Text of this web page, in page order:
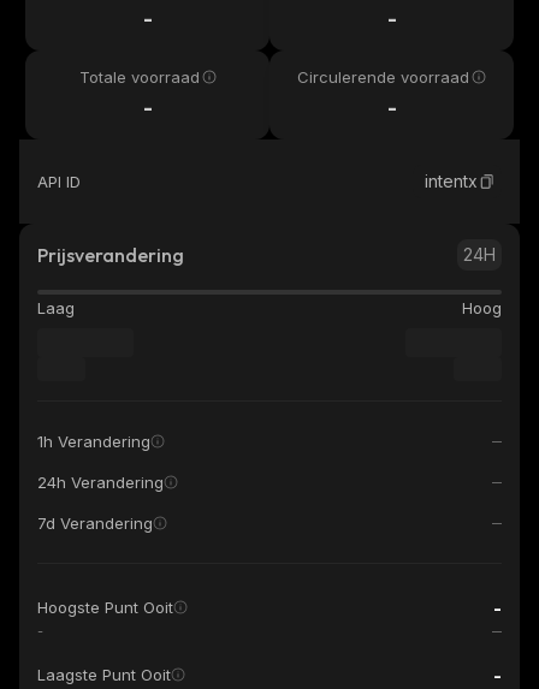
- -
Totale voorraad
-
Circulerende voorraad
-
API ID intentx
Prijsverandering 24H
Laag Hoog
1h Verandering
24h Verandering
7d Verandering
Hoogste Punt Ooit -
-
Laagste Punt Ooit -